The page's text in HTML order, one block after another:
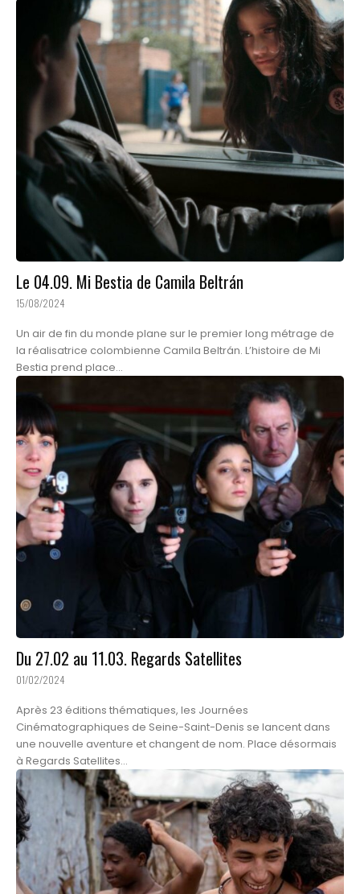
Le 04.09. Mi Bestia de Camila Beltrán
15/08/2024
Un air de fin du monde plane sur le premier long métrage de
la réalisatrice colombienne Camila Beltrán. L’histoire de Mi
Bestia prend place...
Du 27.02 au 11.03. Regards Satellites
01/02/2024
Après 23 éditions thématiques, les Journées
Cinématographiques de Seine-Saint-Denis se lancent dans
une nouvelle aventure et changent de nom. Place désormais
à Regards Satellites...